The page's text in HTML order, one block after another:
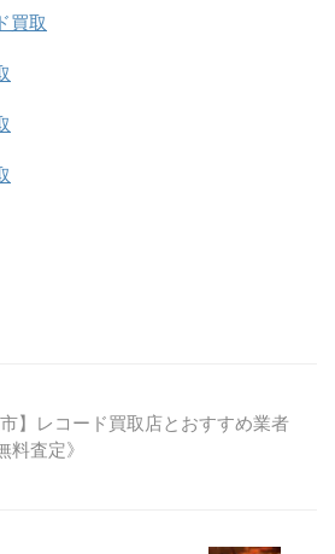
買取
市】レコード買取店とおすすめ業者
料査定》